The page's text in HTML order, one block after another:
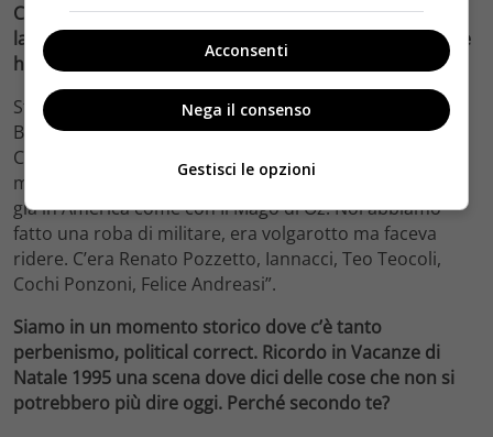
Ci puoi raccontare qualcosa su un autore con cui hai
lavorato, Salvatore Samperi, e su uno dei primi film che
hai fatto Sturmtruppen che fece storia?
Sturmtruppen è un film del 1976. Erano le vignette di
Bonvi, di cui io avevo fatto dei provini con Ennio De
Concini il regista di Fellini ed era fatto con delle
macchiette, un metodo innovativo all’ora. Le usavano
già in America come con Il Mago di Oz. Noi abbiamo
fatto una roba di militare, era volgarotto ma faceva
ridere. C’era Renato Pozzetto, Iannacci, Teo Teocoli,
Cochi Ponzoni, Felice Andreasi”.
Siamo in un momento storico dove c’è tanto
perbenismo, political correct. Ricordo in Vacanze di
Natale 1995 una scena dove dici delle cose che non si
potrebbero più dire oggi. Perché secondo te?
Acconsenti
Nega il consenso
Gestisci le opzioni